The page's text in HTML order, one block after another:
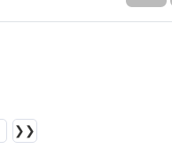
❯❯